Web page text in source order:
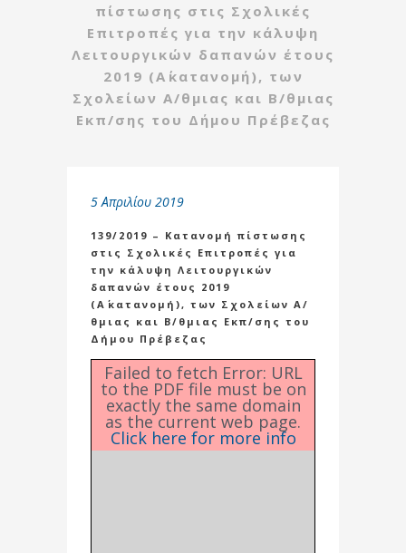
πίστωσης στις Σχολικές
Επιτροπές για την κάλυψη
Λειτουργικών δαπανών έτους
2019 (Α΄κατανομή), των
Σχολείων Α/θμιας και Β/θμιας
Εκπ/σης του Δήμου Πρέβεζας
5 Απριλίου 2019
139/2019 – Κατανομή πίστωσης
στις Σχολικές Επιτροπές για
την κάλυψη Λειτουργικών
δαπανών έτους 2019
(Α΄κατανομή), των Σχολείων Α/
θμιας και Β/θμιας Εκπ/σης του
Δήμου Πρέβεζας
Failed to fetch Error: URL
to the PDF file must be on
exactly the same domain
as the current web page.
Click here for more info